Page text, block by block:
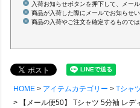
入荷お知らせボタンを押下して、メー
商品が入荷した際にメールでお知らせい
商品の入荷やご注文を確定するものでは
HOME アイテムカテゴリー
Tシャ
【メール便50】 Tシャツ 5分袖 レディース クルーネック ロゴプリント カンガルーポケット 綿100 コットン し